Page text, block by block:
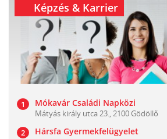
Képzés & Karrier
Mókavár Családi Napközi
Mátyás király utca 23., 2100 Gödöllő
Hársfa Gyermekfelügyelet